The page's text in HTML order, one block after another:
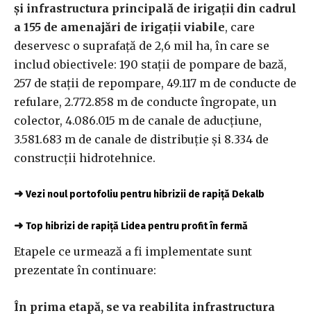
și infrastructura principală de irigații din cadrul
a 155 de amenajări de irigaţii viabile, care
deservesc o suprafaţă de 2,6 mil ha, în care se
includ obiectivele: 190 staţii de pompare de bază,
257 de staţii de repompare, 49.117 m de conducte de
refulare, 2.772.858 m de conducte îngropate, un
colector, 4.086.015 m de canale de aducţiune,
3.581.683 m de canale de distribuţie şi 8.334 de
construcţii hidrotehnice.
➜ Vezi noul portofoliu pentru hibrizii de rapiță Dekalb
➜ Top hibrizi de rapiță Lidea pentru profit în fermă
Etapele ce urmează a fi implementate sunt
prezentate în continuare:
În prima etapă, se va reabilita infrastructura